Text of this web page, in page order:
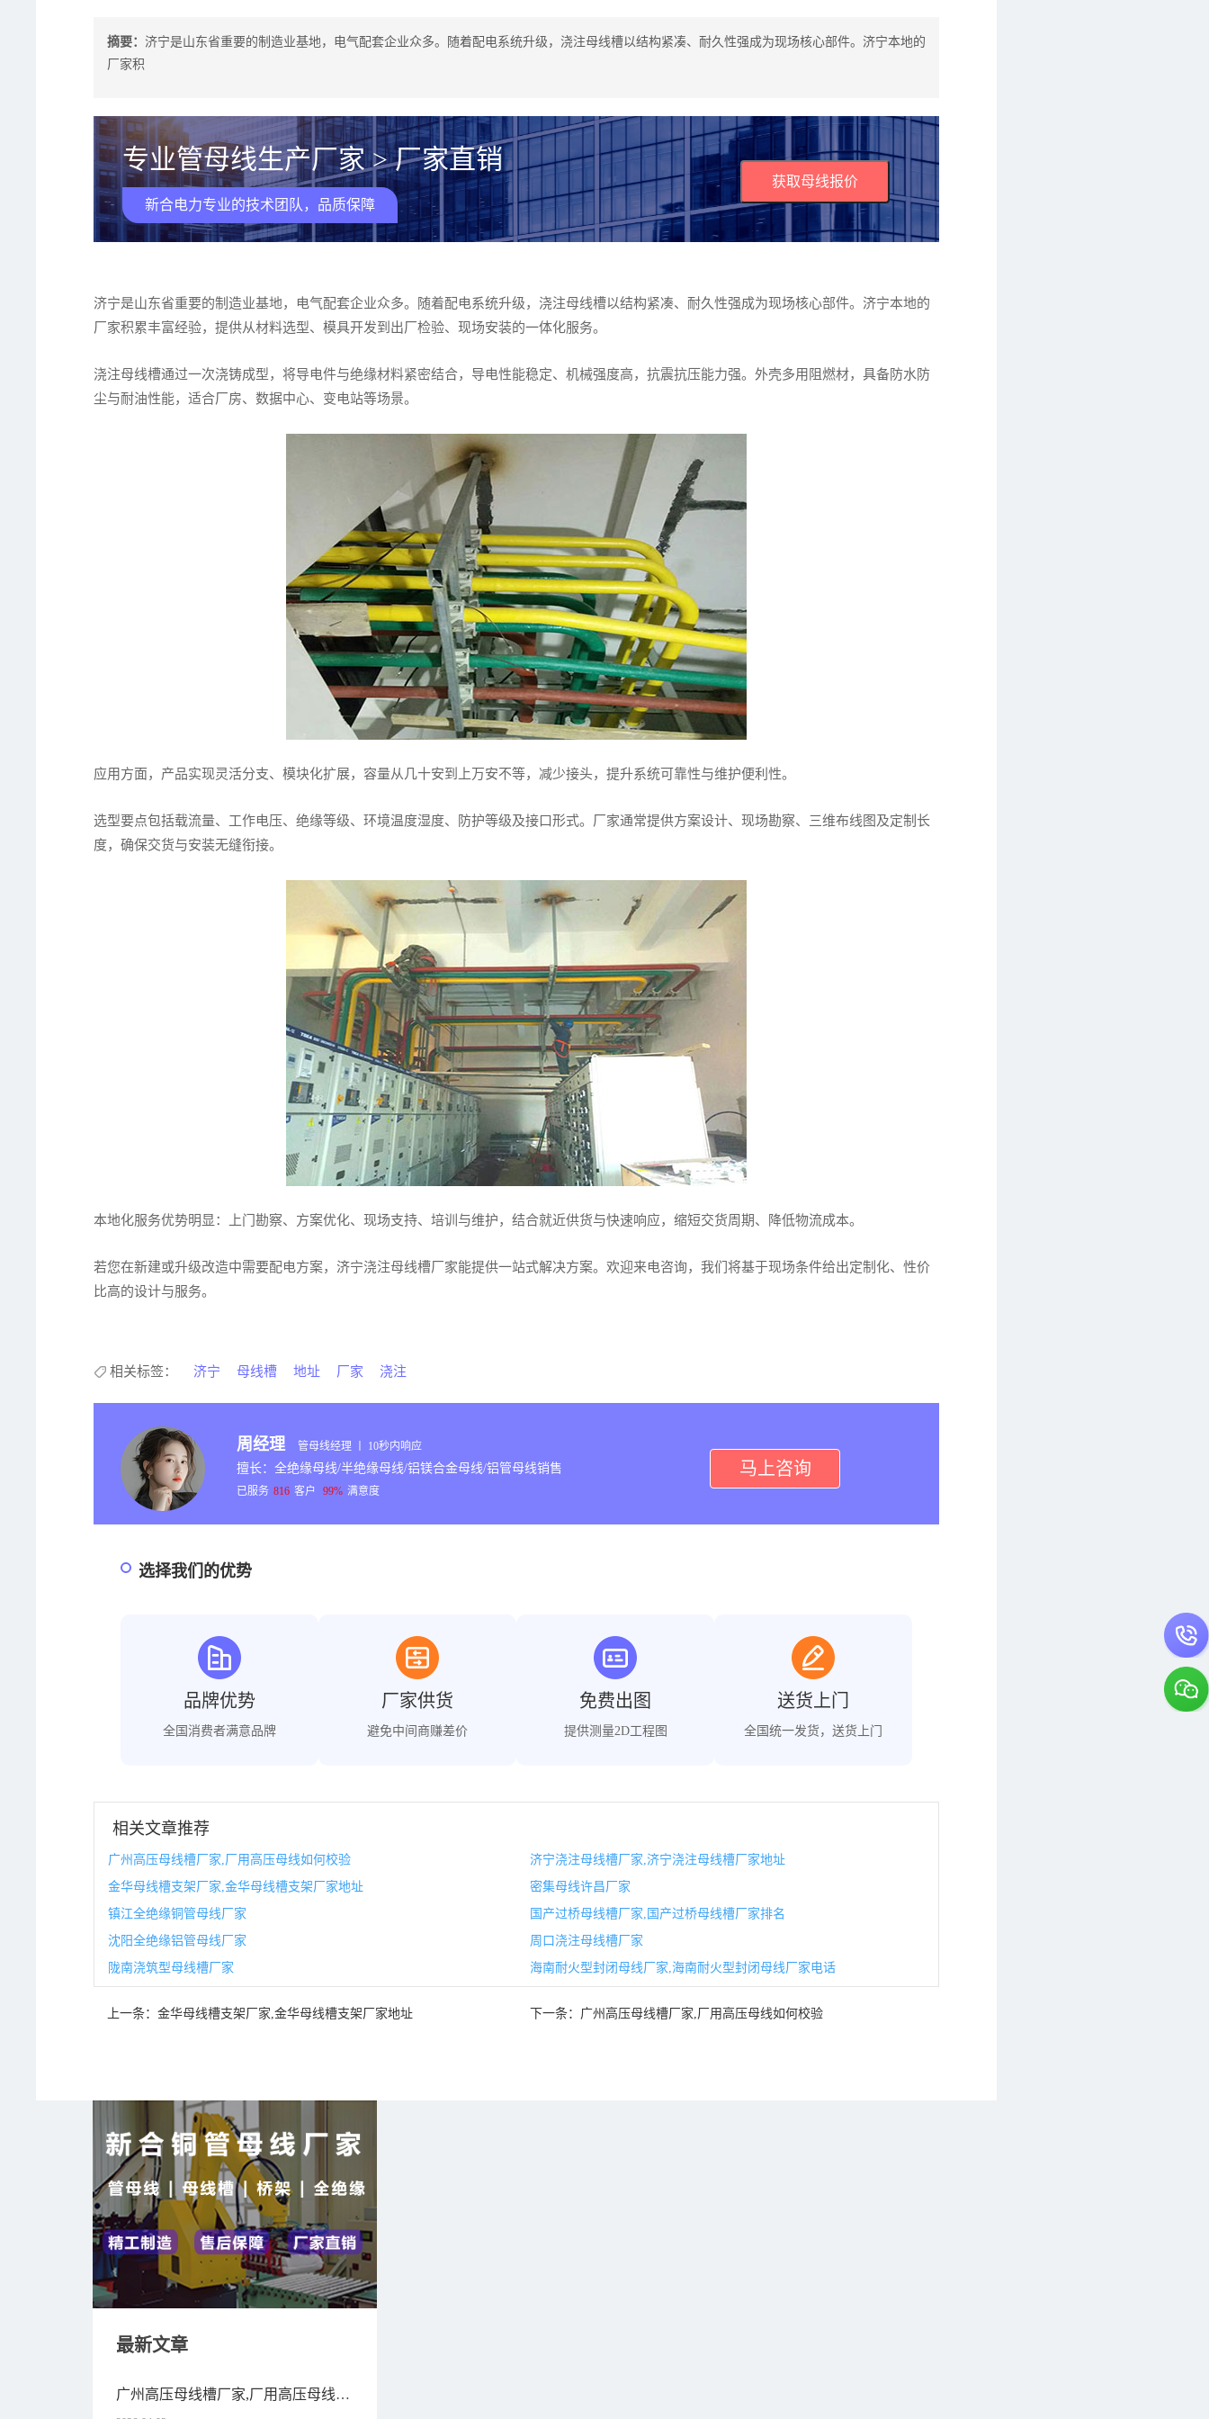
摘要： 济宁是山东省重要的制造业基地，电气配套企业众多。随着配电系统升级，浇注母线槽以结构紧凑、耐久性强成为现场核心部件。济宁本地的
厂家积
专业管母线生产厂家 > 厂家直销
新合电力专业的技术团队，品质保障
获取母线报价
济宁是山东省重要的制造业基地，电气配套企业众多。随着配电系统升级，浇注母线槽以结构紧凑、耐久性强成为现场核心部件。济宁本地的
厂家积累丰富经验，提供从材料选型、模具开发到出厂检验、现场安装的一体化服务。
浇注母线槽通过一次浇铸成型，将导电件与绝缘材料紧密结合，导电性能稳定、机械强度高，抗震抗压能力强。外壳多用阻燃材，具备防水防
尘与耐油性能，适合厂房、数据中心、变电站等场景。
应用方面，产品实现灵活分支、模块化扩展，容量从几十安到上万安不等，减少接头，提升系统可靠性与维护便利性。
选型要点包括载流量、工作电压、绝缘等级、环境温度湿度、防护等级及接口形式。厂家通常提供方案设计、现场勘察、三维布线图及定制长
度，确保交货与安装无缝衔接。
本地化服务优势明显：上门勘察、方案优化、现场支持、培训与维护，结合就近供货与快速响应，缩短交货周期、降低物流成本。
若您在新建或升级改造中需要配电方案，济宁浇注母线槽厂家能提供一站式解决方案。欢迎来电咨询，我们将基于现场条件给出定制化、性价
比高的设计与服务。
相关标签： 济宁 母线槽 地址 厂家 浇注
周经理 管母线经理 丨 10秒内响应
擅长：全绝缘母线/半绝缘母线/铝镁合金母线/铝管母线销售
已服务 816 客户 99% 满意度
马上咨询
选择我们的优势
品牌优势
全国消费者满意品牌
厂家供货
避免中间商赚差价
免费出图
提供测量2D工程图
送货上门
全国统一发货，送货上门
相关文章推荐
广州高压母线槽厂家,厂用高压母线如何校验
济宁浇注母线槽厂家,济宁浇注母线槽厂家地址
金华母线槽支架厂家,金华母线槽支架厂家地址
密集母线许昌厂家
镇江全绝缘铜管母线厂家
国产过桥母线槽厂家,国产过桥母线槽厂家排名
沈阳全绝缘铝管母线厂家
周口浇注母线槽厂家
陇南浇筑型母线槽厂家
海南耐火型封闭母线厂家,海南耐火型封闭母线厂家电话
上一条：金华母线槽支架厂家,金华母线槽支架厂家地址 下一条： 广州高压母线槽厂家,厂用高压母线如何校验
最新文章
广州高压母线槽厂家,厂用高压母线如